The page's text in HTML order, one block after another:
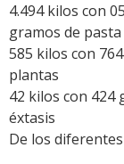
4.494 kilos con
gramos de pasta
585 kilos con
plantas
42 kilos con 424
éxtasis
De los